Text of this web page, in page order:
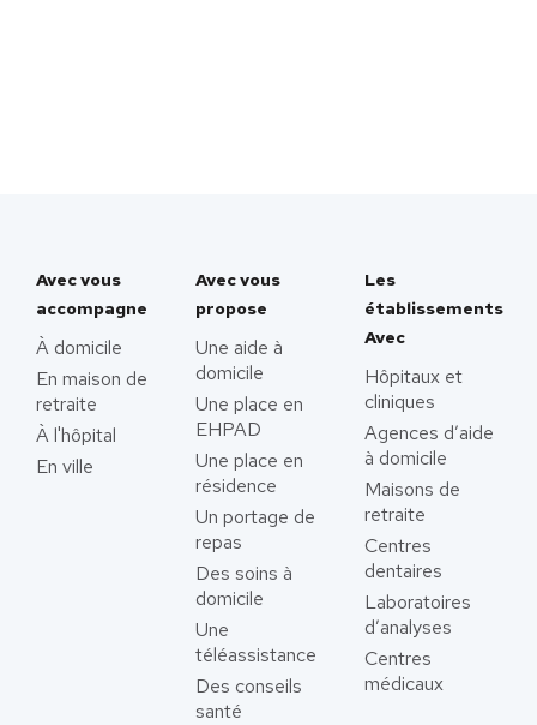
Avec vous
accompagne
À domicile
En maison de
retraite
À l'hôpital
En ville
Avec vous
propose
Une aide à
domicile
Une place en
EHPAD
Une place en
résidence
Un portage de
repas
Des soins à
domicile
Une
téléassistance
Des conseils
santé
Les
établissements
Avec
Hôpitaux et
cliniques
Agences d’aide
à domicile
Maisons de
retraite
Centres
dentaires
Laboratoires
d’analyses
Centres
médicaux